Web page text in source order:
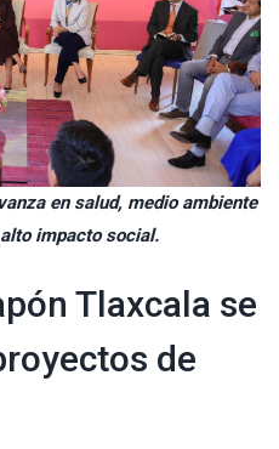
en salud, medio ambiente
impacto social.
Tlaxcala se
de